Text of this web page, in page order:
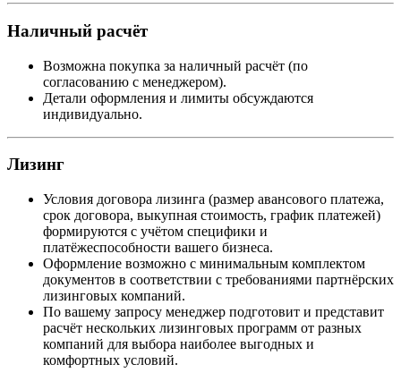
Наличный расчёт
Возможна покупка за наличный расчёт (по
согласованию с менеджером).
Детали оформления и лимиты обсуждаются
индивидуально.
Лизинг
Условия договора лизинга (размер авансового платежа,
срок договора, выкупная стоимость, график платежей)
формируются с учётом специфики и
платёжеспособности вашего бизнеса.
Оформление возможно с минимальным комплектом
документов в соответствии с требованиями партнёрских
лизинговых компаний.
По вашему запросу менеджер подготовит и представит
расчёт нескольких лизинговых программ от разных
компаний для выбора наиболее выгодных и
комфортных условий.